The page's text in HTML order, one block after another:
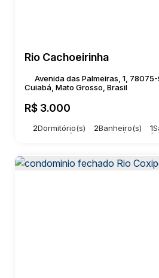
Rio Cachoeirinha
R$ 3.000
Avenida das Palmeiras, 1,
Cuiabá, Mato Grosso, Brasil
2Dormitório(s) 2Banheiro(s) 1
80m² Útil: 80m²